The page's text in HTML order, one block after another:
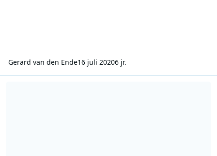
Gerard van den Ende16 juli 20206 jr.